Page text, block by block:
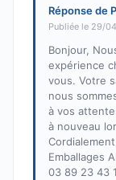
Réponse de
Publiée le 29/
Bonjour,
expérience
vous. Votre
nous
à vos
à nouveau
Emballages
03 89 23 43